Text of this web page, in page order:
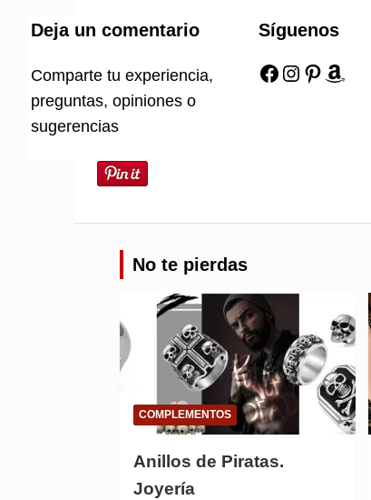
Deja un comentario
Comparte tu experiencia,
preguntas, opiniones o
sugerencias
Síguenos
Facebook Instagram Pinterest Amazon
No te pierdas
COMPLEMENTOS
Anillos de Piratas.
Joyería